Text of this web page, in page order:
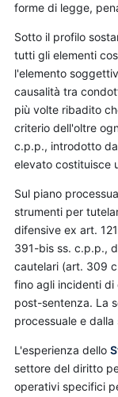
forme di legge,
Sotto il profilo
tutti gli elementi
l'elemento
causalità tra
più volte ribadito
criterio dell'oltre
c.p.p., introdotto
elevato costituisce
Sul piano
strumenti per
difensive ex art.
391-bis ss. c.p.p.,
cautelari (art. 309
fino agli incidenti
post-sentenza. La
processuale e
L'esperienza dello
settore del diritto
operativi specifici